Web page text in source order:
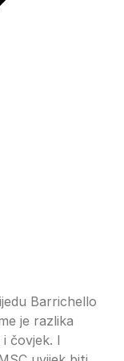
Barrichello
je razlika
čovjek. I